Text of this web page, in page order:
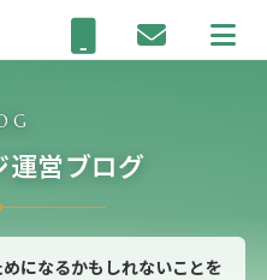
運営ブログ
になるかもしれないことを